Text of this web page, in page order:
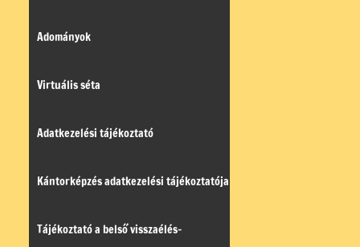
Adományok
Virtuális séta
Adatkezelési tájékoztató
Kántorképzés adatkezelési tájékoztatója
Tájékoztató a belső visszaélés-